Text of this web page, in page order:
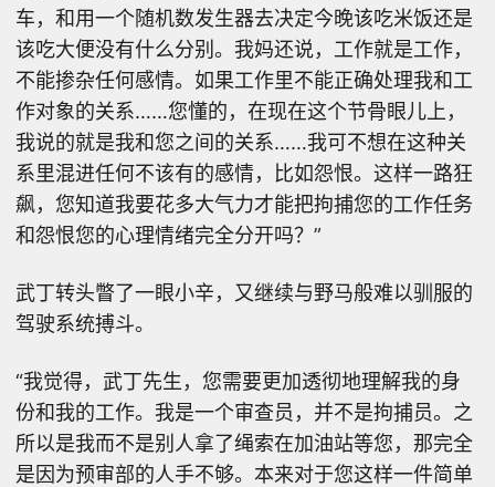
车，和用一个随机数发生器去决定今晚该吃米饭还是
该吃大便没有什么分别。我妈还说，工作就是工作，
不能掺杂任何感情。如果工作里不能正确处理我和工
作对象的关系……您懂的，在现在这个节骨眼儿上，
我说的就是我和您之间的关系……我可不想在这种关
系里混进任何不该有的感情，比如怨恨。这样一路狂
飙，您知道我要花多大气力才能把拘捕您的工作任务
和怨恨您的心理情绪完全分开吗？”
武丁转头瞥了一眼小辛，又继续与野马般难以驯服的
驾驶系统搏斗。
“我觉得，武丁先生，您需要更加透彻地理解我的身
份和我的工作。我是一个审查员，并不是拘捕员。之
所以是我而不是别人拿了绳索在加油站等您，那完全
是因为预审部的人手不够。本来对于您这样一件简单